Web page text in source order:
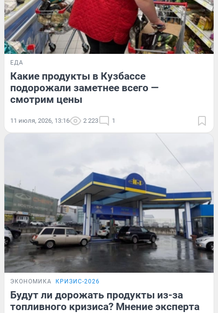
ЕДА
Какие продукты в Кузбассе
подорожали заметнее всего —
смотрим цены
11 июля, 2026, 13:16 2 223 1
ЭКОНОМИКА КРИЗИС-2026
Будут ли дорожать продукты из-за
топливного кризиса? Мнение эксперта